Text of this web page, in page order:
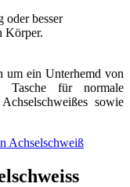
oder besser
Körper.
um ein Unterhemd von
Tasche für normale
sowie
Achselschweiß